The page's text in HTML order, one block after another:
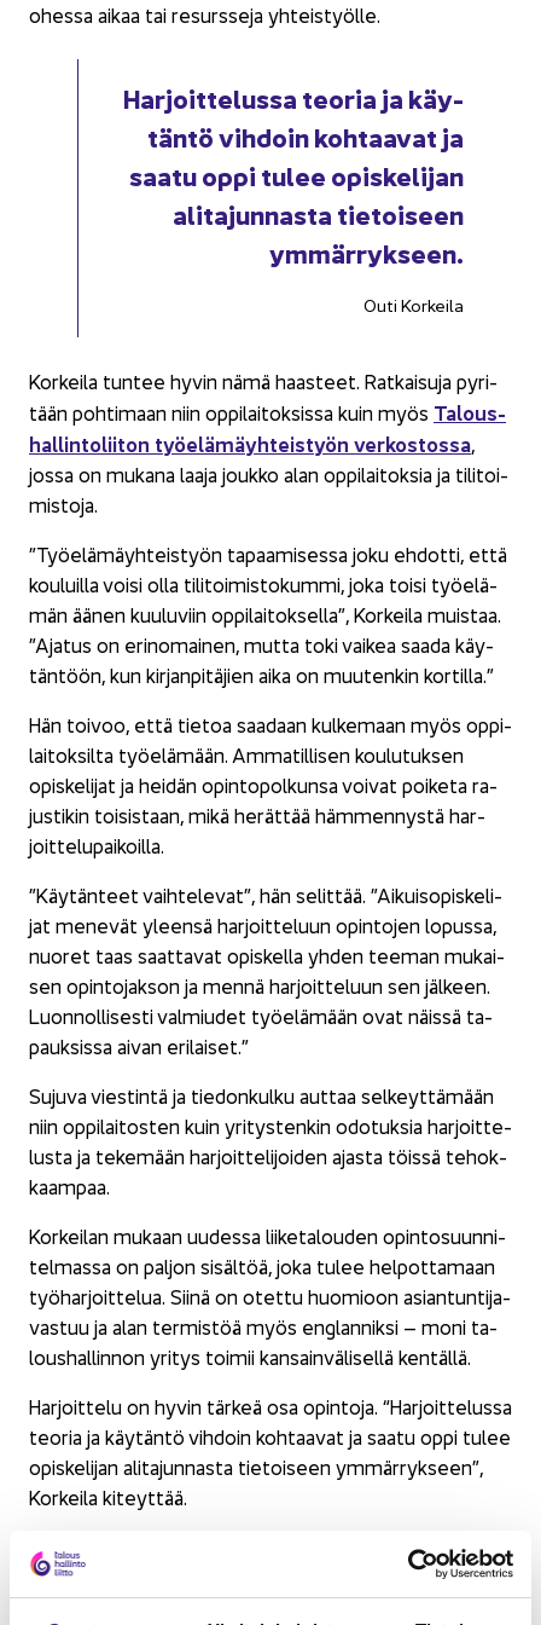
ohes­sa aikaa tai re­surs­se­ja yh­teis­työl­le.
Har­joit­te­lus­sa teo­ria ja käy­
tän­tö vih­doin koh­taa­vat ja
saatu oppi tulee opis­ke­li­jan
ali­ta­jun­nas­ta tie­toi­seen
ym­mär­ryk­seen.
Outi Kor­kei­la
Kor­kei­la tun­tee hyvin nämä haas­teet. Rat­kai­su­ja py­ri­
tään poh­ti­maan niin op­pi­lai­tok­sis­sa kuin myös Ta­lous­
hal­lin­to­lii­ton työ­elä­mäyh­teis­työn ver­kos­tos­sa,
jossa on mu­ka­na laaja jouk­ko alan op­pi­lai­tok­sia ja ti­li­toi­
mis­to­ja.
”Työ­elä­mäyh­teis­työn ta­paa­mi­ses­sa joku eh­dot­ti, että
kou­luil­la voisi olla ti­li­toi­mis­to­kum­mi, joka toisi työ­elä­
män äänen kuu­lu­viin op­pi­lai­tok­sel­la”, Kor­kei­la muis­taa.
”Aja­tus on erin­omai­nen, mutta toki vai­kea saada käy­
tän­töön, kun kir­jan­pi­tä­jien aika on muu­ten­kin kor­til­la.”
Hän toi­voo, että tie­toa saa­daan kul­ke­maan myös op­pi­
lai­tok­sil­ta työ­elä­mään. Am­ma­til­li­sen kou­lu­tuk­sen
opis­ke­li­jat ja hei­dän opin­to­pol­kun­sa voi­vat poi­ke­ta ra­
jus­ti­kin toi­sis­taan, mikä he­rät­tää häm­men­nys­tä har­
joit­te­lu­pai­koil­la.
”Käy­tän­teet vaih­te­le­vat”, hän se­lit­tää. ”Ai­kuis­opis­ke­li­
jat me­ne­vät yleen­sä har­joit­te­luun opin­to­jen lo­pus­sa,
nuo­ret taas saat­ta­vat opis­kel­la yhden tee­man mu­kai­
sen opin­to­jak­son ja mennä har­joit­te­luun sen jäl­keen.
Luon­nol­li­ses­ti val­miu­det työ­elä­mään ovat näis­sä ta­
pauk­sis­sa aivan eri­lai­set.”
Su­ju­va vies­tin­tä ja tie­don­kul­ku aut­taa sel­keyt­tä­mään
niin op­pi­lai­tos­ten kuin yri­tys­ten­kin odo­tuk­sia har­joit­te­
lus­ta ja te­ke­mään har­joit­te­li­joi­den ajas­ta töis­sä te­hok­
kaam­paa.
Kor­kei­lan mu­kaan uu­des­sa lii­ke­ta­lou­den opin­to­suun­ni­
tel­mas­sa on pal­jon si­säl­töä, joka tulee hel­pot­ta­maan
työ­har­joit­te­lua. Siinä on otet­tu huo­mioon asian­tun­ti­ja­
vas­tuu ja alan ter­mis­töä myös englan­nik­si – moni ta­
lous­hal­lin­non yri­tys toi­mii kan­sain­vä­li­sel­lä ken­täl­lä.
Har­joit­te­lu on hyvin tär­keä osa opin­to­ja. “Har­joit­te­lus­sa
teo­ria ja käy­tän­tö vih­doin koh­taa­vat ja saatu oppi tulee
opis­ke­li­jan ali­ta­jun­nas­ta tie­toi­seen ym­mär­ryk­seen”,
Kor­kei­la ki­teyt­tää.
Lue lisää Ka­na­val­ta